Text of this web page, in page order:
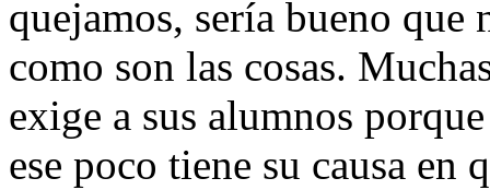
quejamos, sería bueno que
como son las cosas.
exige a sus alumnos
ese poco tiene su causa en